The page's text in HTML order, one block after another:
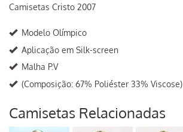
Camisetas Cristo 2007
Modelo Olímpico
Aplicação em Silk-screen
Malha P.V
(Composição: 67% Poliéster 33% Viscose)
Camisetas Relacionadas